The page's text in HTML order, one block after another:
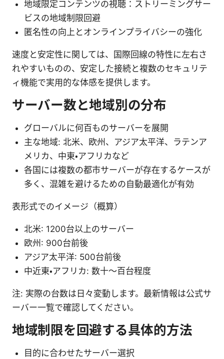
地域限定コンテンツの視聴：ストリーミングサー
ビスの地域制限回避
匿名性の向上とオンラインプライバシーの強化
速度と安定性に関しては、国際回線の特性に左右さ
れやすいものの、安定した接続と複数のセキュリテ
ィ機能で実用的な体感を提供します。
サーバー数と地域別の分布
グローバルに何百ものサーバーを展開
主な地域: 北米、欧州、アジア太平洋、ラテンア
メリカ、中東・アフリカなど
各国には複数の都市サーバーが存在するケースが
多く、混雑を避けるための自動最適化が有効
表形式でのイメージ（概算）
北米: 1200台以上のサーバー
欧州: 900台前後
アジア太平洋: 500台前後
中近東・アフリカ: 数十〜百台程度
注: 実際の台数は日々変動します。最新情報は公式サ
ーバー一覧で確認してください。
地域制限を回避する具体的方法
目的に合わせたサーバー選択